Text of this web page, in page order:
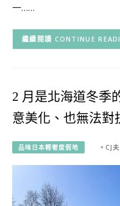
一……
CONTINUE
2 月是北海道冬季
意美化、也無法對
品味日本輕奢度假地 。CJ